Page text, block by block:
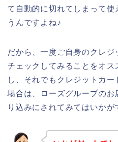
て自動的に切れてしまって使
うんですよね♪
だから、一度ご自身のクレジ
チェックしてみることをオス
し、それでもクレジットカ
場合は、ローズグループのお
り込みにされてみてはいかが